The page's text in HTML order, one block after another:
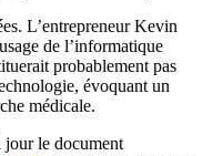
L’entrepreneur Kevin
de l’informatique
probablement pas
évoquant un
médicale.
jour le document